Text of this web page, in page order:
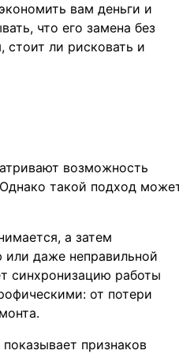
вам деньги и
что его замена без
ли рисковать и
возможность
такой подход
а затем
даже неправильной
синхронизацию работы
от потери
признаков